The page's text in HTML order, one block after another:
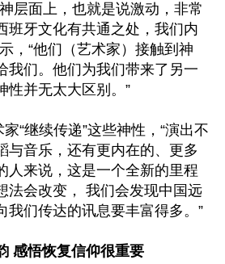
层面上，也就是说激动，非常
班牙文化有共通之处，我们内
，“他们（艺术家）接触到神
我们。他们为我们带来了另一
性并无太大区别。”
“继续传递”这些神性，“演出不
与音乐，还有更内在的、更多
人来说，这是一个全新的里程
法会改变， 我们会发现中国远
我们传达的讯息要丰富得多。”
感悟恢复信仰很重要